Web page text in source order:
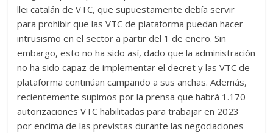
llei catalán de VTC, que supuestamente debía servir
para prohibir que las VTC de plataforma puedan hacer
intrusismo en el sector a partir del 1 de enero. Sin
embargo, esto no ha sido así, dado que la administración
no ha sido capaz de implementar el decret y las VTC de
plataforma continúan campando a sus anchas. Además,
recientemente supimos por la prensa que habrá 1.170
autorizaciones VTC habilitadas para trabajar en 2023
por encima de las previstas durante las negociaciones